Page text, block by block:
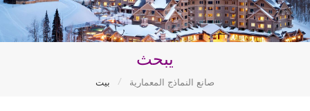
يبحث
بيت / صانع النماذج المعمارية